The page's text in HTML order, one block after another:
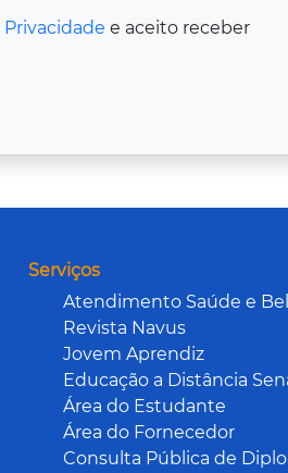
e aceito receber
Serviços
Atendimento Saúde e
Revista Navus
Jovem Aprendiz
Educação a Distância
Área do Estudante
Área do Fornecedor
Consulta Pública de